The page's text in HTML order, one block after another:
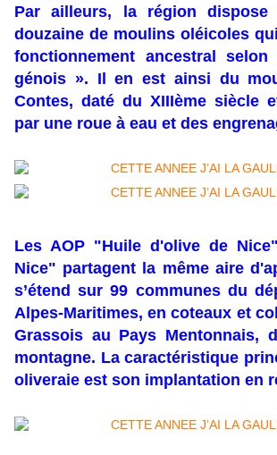
Par ailleurs, la région dispose
douzaine de moulins oléicoles
fonctionnement ancestral
génois ». Il en est ainsi du
Contes, daté du XIIIème siècle
par une roue à eau et des
Les AOP "Huile d'olive de
Nice" partagent la même aire
s’étend sur 99 communes du
Alpes-Maritimes, en coteaux et
Grassois au Pays Mentonnais,
montagne. La caractéristique
oliveraie est son implantation en